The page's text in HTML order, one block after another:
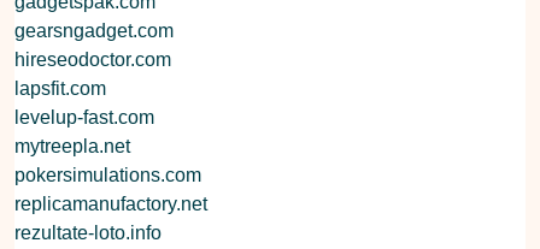
gearsngadget.com
hireseodoctor.com
lapsfit.com
levelup-fast.com
mytreepla.net
pokersimulations.com
replicamanufactory.net
rezultate-loto.info